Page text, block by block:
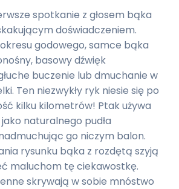
spotkanie z głosem bąka
doświadczeniem.
godowego, samce bąka
basowy dźwięk
buczenie lub dmuchanie w
Ten niezwykły ryk niesie się po
kilku kilometrów! Ptak używa
naturalnego pudła
go niczym balon.
rysunku bąka z rozdętą szyją
maluchom tę ciekawostkę.
skrywają w sobie mnóstwo